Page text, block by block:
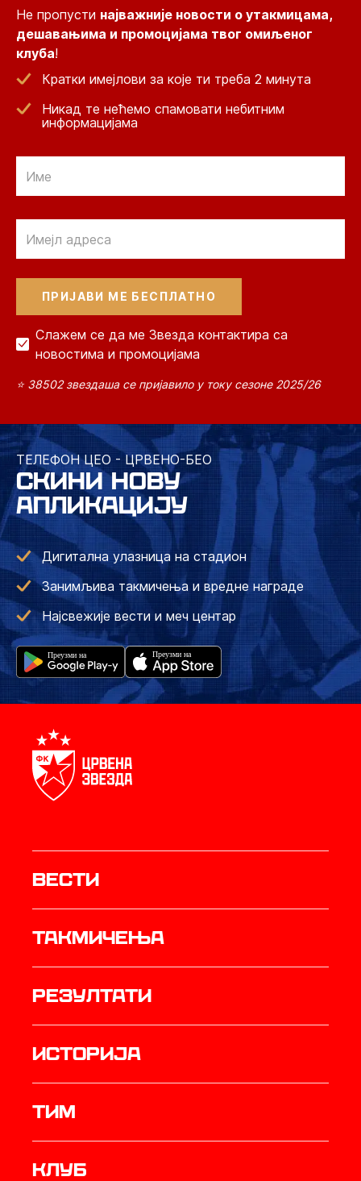
Не пропусти најважније новости о утакмицама,
дешавањима и промоцијама твог омиљеног
клуба!
Кратки имејлови за које ти треба 2 минута
Никад те нећемо спамовати небитним
информацијама
Слажем се да ме Звезда контактира са
новостима и промоцијама
⭐ 38502 звездаша се пријавило у току сезоне 2025/26
ТЕЛЕФОН ЦЕО - ЦРВЕНО-БЕО
СКИНИ НОВУ
АПЛИКАЦИЈУ
Дигитална улазница на стадион
Занимљива такмичења и вредне награде
Најсвежије вести и меч центар
Вести
Такмичења
резултати
историја
ТИМ
Клуб